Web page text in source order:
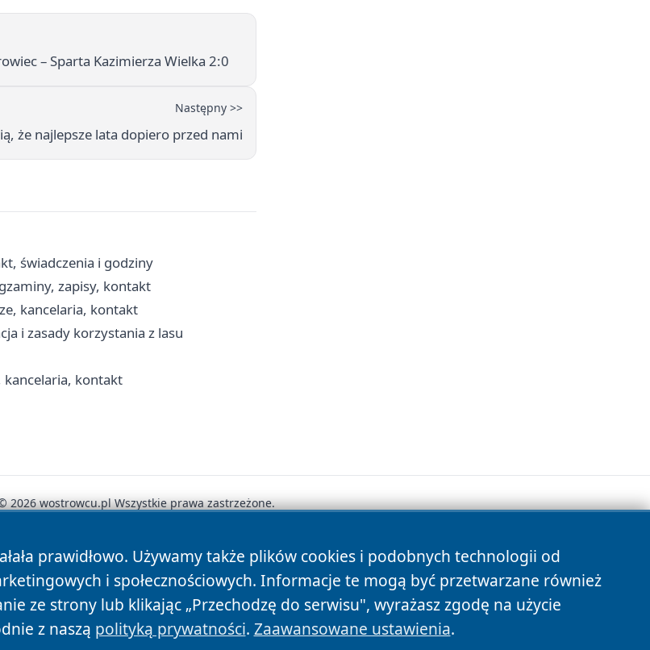
– Sparta Kazimierza Wielka 2:0
Następny >>
że najlepsze lata dopiero przed nami
świadczenia i godziny
zapisy, kontakt
kancelaria, kontakt
i zasady korzystania z lasu
kancelaria, kontakt
prawidłowo. Używamy także plików cookies i podobnych technologii od
i społecznościowych. Informacje te mogą być przetwarzane również
ze strony lub klikając „Przechodzę do serwisu", wyrażasz zgodę na użycie
z naszą polityką prywatności. Zaawansowane ustawienia.
2026 wostrowcu.pl Wszystkie prawa zastrzeżone.
Polityka Prywatności Polityka Cookies